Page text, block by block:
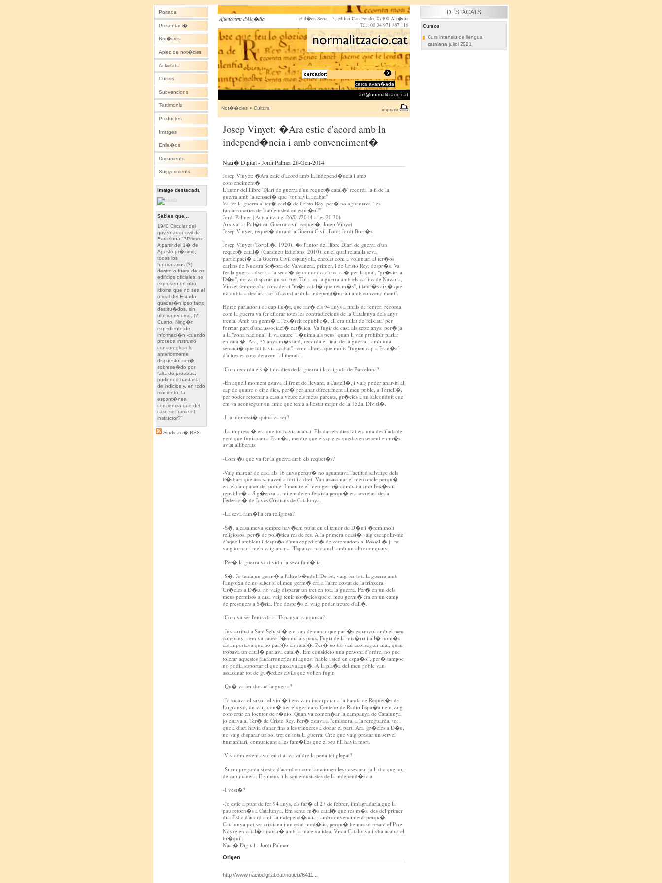
Portada
Presentaci�
Not�cies
Aplec de not�cies
Activitats
Cursos
Subvencions
Testimonis
Productes
Imatges
Enlla�os
Documents
Suggeriments
Imatge destacada
Sabies que...
1940 Circular del
governador civil de
Barcelona "?Primero.
A partir del 1� de
Agosto pr�ximo,
todos los
funcionarios (?),
dentro o fuera de los
edificios oficiales, se
expresen en otro
idioma que no sea el
oficial del Estado,
quedar�n ipso facto
destitu�dos, sin
ulterior recurso. (?)
Cuarto. Ning�n
expediente de
informaci�n -cuando
proceda instruirlo
con arreglo a lo
anteriormente
dispuesto -ser�
sobrese�do por
falta de pruebas;
pudiendo bastar la
de indicios y, en todo
momento, la
espont�nea
conciencia que del
caso se forme el
instructor?"
Sindicaci� RSS
cercador:
cerca avan�ada
Ajuntament d'Alc�dia
c/ d�en Serra, 13, edifici Can Fondo, 07400 Alc�dia
Tel.: 00 34 971 897 116
anl@normalitzacio.cat
Not��cies > Cultura imprimir
Josep Vinyet: �Ara estic d'acord amb la
independ�ncia i amb convenciment�
Naci� Digital - Jordi Palmer 26-Gen-2014
Josep Vinyet: �Ara estic d'acord amb la independ�ncia i amb
convenciment�
L'autor del llibre 'Diari de guerra d'un requet� catal�' recorda la fi de la
guerra amb la sensaci� que "tot havia acabat"
Va fer la guerra al ter� carl� de Cristo Rey, per� no aguantava "les
fanfarroneries de 'hable usted en espa�ol'"
Jordi Palmer | Actualitzat el 26/01/2014 a les 20:30h
Arxivat a: Pol�tica, Guerra civil, requet�, Josep Vinyet
Josep Vinyet, requet� durant la Guerra Civil. Foto: Jordi Borr�s.
Josep Vinyet (Tortell�, 1920), �s l'autor del llibre Diari de guerra d'un
requet� catal� (Garsineu Edicions, 2010), en el qual relata la seva
participaci� a la Guerra Civil espanyola, enrolat com a voluntari al ter�os
carlins de Nuestra Se�ora de Valvanera, primer, i de Cristo Rey, despr�s. Va
fer la guerra adscrit a la secci� de comunicacions, ra� per la qual, "gr�cies a
D�u", no va disparar un sol tret. Tot i fer la guerra amb els carlins de Navarra,
Vinyet sempre s'ha considerat "m�s catal� que res m�s", i tant �s aix� que
no dubta a declarar-se "d'acord amb la independ�ncia i amb convenciment".
Home parlador i de cap llu�t, que far� els 94 anys a finals de febrer, recorda
com la guerra va fer aflorar totes les contradiccions de la Catalunya dels anys
trenta. Amb un germ� a l'ex�rcit republic�, ell era titllat de 'feixista' per
formar part d'una associaci� cat�lica. Va fugir de casa als setze anys, per� ja
a la "zona nacional" li va caure "l'�nima als peus" quan li van prohibir parlar
en catal�. Ara, 75 anys m�s tard, recorda el final de la guerra, "amb una
sensaci� que tot havia acabat" i com alhora que molts "fugien cap a Fran�a",
d'altres es consideraven "alliberats".
-Com recorda els �ltims dies de la guerra i la caiguda de Barcelona?
-En aquell moment estava al front de llevant, a Castell�, i vaig poder anar-hi al
cap de quatre o cinc dies, per� per anar directament al meu poble, a Tortell�,
per poder retornar a casa a veure els meus parents, gr�cies a un salconduit que
em va aconseguir un amic que tenia a l'Estat major de la 152a. Divisi�.
-I la impressi� quina va ser?
-La impressi� era que tot havia acabat. Els darrers dies tot era una desfilada de
gent que fugia cap a Fran�a, mentre que els que es quedaven se sentien m�s
aviat alliberats.
-Com �s que va fer la guerra amb els requet�s?
-Vaig marxar de casa als 16 anys perqu� no aguantava l'actitud salvatge dels
b�rbars que assassinaven a tort i a dret. Van assassinar el meu oncle perqu�
era el campaner del poble. I mentre el meu germ� combatia amb l'ex�rcit
republic� a Sig�enza, a mi em deien feixista perqu� era secretari de la
Federaci� de Joves Cristians de Catalunya.
-La seva fam�lia era religiosa?
-S�, a casa meva sempre hav�em pujat en el temor de D�u i �rem molt
religiosos, per� de pol�tica res de res. A la primera ocasi� vaig escapolir-me
d'aquell ambient i despr�s d'una expedici� de veremadors al Rossell� ja no
vaig tornar i me'n vaig anar a l'Espanya nacional, amb un altre company.
-Per� la guerra va dividir la seva fam�lia.
-S�. Jo tenia un germ� a l'altre b�ndol. De fet, vaig fer tota la guerra amb
l'angoixa de no saber si el meu germ� era a l'altre costat de la trinxera.
Gr�cies a D�u, no vaig disparar un tret en tota la guerra. Per� en un dels
meus permisos a casa vaig tenir not�cies que el meu germ� era en un camp
de presoners a S�ria. Poc despr�s el vaig poder treure d'all�.
-Com va ser l'entrada a l'Espanya franquista?
-Just arribat a Sant Sebasti� em van demanar que parl�s espanyol amb el meu
company, i em va caure l'�nima als peus. Fugia de la mis�ria i all� nom�s
els importava que no parl�s en catal�. Per� no ho van aconseguir mai, quan
trobava un catal� parlava catal�. Em considero una persona d'ordre, no puc
tolerar aquestes fanfarroneries ni aquest 'hable usted en espa�ol', per� tampoc
no podia suportar el que passava aqu�. A la pla�a del meu poble van
assassinar tot de gu�rdies civils que volien fugir.
-Qu� va fer durant la guerra?
-Jo tocava el saxo i el viol� i ens vam incorporar a la banda de Requet�s de
Logronyo, on vaig con�ixer els germans Centeno de Radio Espa�a i em vaig
convertir en locutor de r�dio. Quan va comen�ar la campanya de Catalunya
jo estava al Ter� de Cristo Rey. Per� estava a l'emissora, a la rereguarda, tot i
que a diari havia d'anar fins a les trinxeres a donar el part. Ara, gr�cies a D�u,
no vaig disparar un sol tret en tota la guerra. Crec que vaig prestar un servei
humanitari, comunicant a les fam�lies que el seu fill havia mort.
-Vist com estem avui en dia, va valdre la pena tot plegat?
-Si em pregunta si estic d'acord en com funcionen les coses ara, ja li dic que no,
de cap manera. Els meus fills son entusiastes de la independ�ncia.
-I vost�?
-Jo estic a punt de fer 94 anys, els far� el 27 de febrer, i m'agradaria que la
pau retorn�s a Catalunya. Em sento m�s catal� que res m�s, des del primer
dia. Estic d'acord amb la independ�ncia i amb convenciment, perqu�
Catalunya pot ser cristiana i un estat mod�lic, perqu� he nascut resant el Pare
Nostre en catal� i morir� amb la mateixa idea. Visca Catalunya i s'ha acabat el
br�quil.
Naci� Digital - Jordi Palmer
Origen
http://www.naciodigital.cat/noticia/6411...
DESTACATS
Cursos
Curs intensiu de llengua
catalana juliol 2021